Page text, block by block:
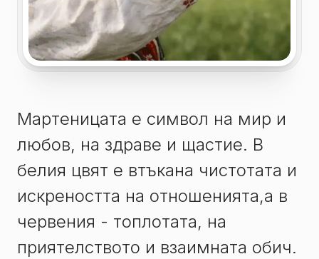
Мартеницата е символ на мир и
любов, на здраве и щастие. В
белия цвят е втъкана чистотата и
искреността на отношенията,а в
червения - топлотата, на
приятелството и взаимната обич.